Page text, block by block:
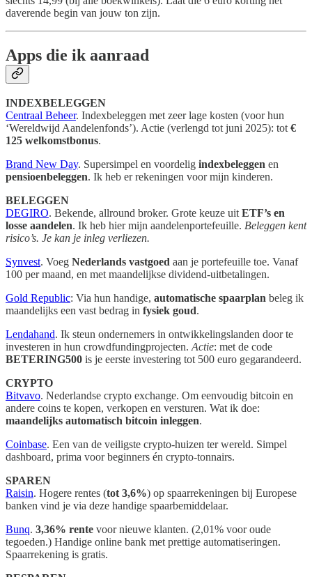
daverende begin van jouw ton zijn.
Apps die ik aanraad
INDEXBELEGGEN
Centraal Beheer. Indexbeleggen met zeer lage kosten (voor hun
‘Wereldwijd Aandelenfonds’). Actie (verlengd tot juni 2025): tot€
125 welkomstbonus.
Brand New Day. Supersimpel en voordelig indexbeleggen en
pensioenbeleggen. Ik heb er rekeningen voor mijn kinderen.
BELEGGEN
DEGIRO. Bekende, allround broker. Grote keuze uitETF’s en
losse aandelen. Ik heb hier mijn aandelenportefeuille. Beleggen kent
risico’s. Je kan je inleg verliezen.
Synvest. Voeg Nederlands vastgoed aan je portefeuille toe. Vanaf
100 per maand, en met maandelijkse dividend-uitbetalingen.
Gold Republic: Via hun handige, automatische spaarplan beleg ik
maandelijks een vast bedrag in fysiek goud.
Lendahand. Ik steun ondernemers in ontwikkelingslanden door te
investeren in hun crowdfundingprojecten.Actie: met de code
BETERING500 is je eerste investering tot 500 euro gegarandeerd.
CRYPTO
Bitvavo. Nederlandse crypto exchange. Om eenvoudig bitcoin en
andere coins te kopen, verkopen en versturen. Wat ik doe:
maandelijks automatisch bitcoin inleggen.
Coinbase. Een van de veiligste crypto-huizen ter wereld. Simpel
dashboard, prima voor beginners én crypto-tonnairs.
SPAREN
Raisin. Hogere rentes (tot 3,6%) op spaarrekeningen bij Europese
banken vind je via deze handige spaarbemiddelaar.
Bunq. 3,36% rente voor nieuwe klanten. (2,01% voor oude
tegoeden.) Handige online bank met prettige automatiseringen.
Spaarrekening is gratis.